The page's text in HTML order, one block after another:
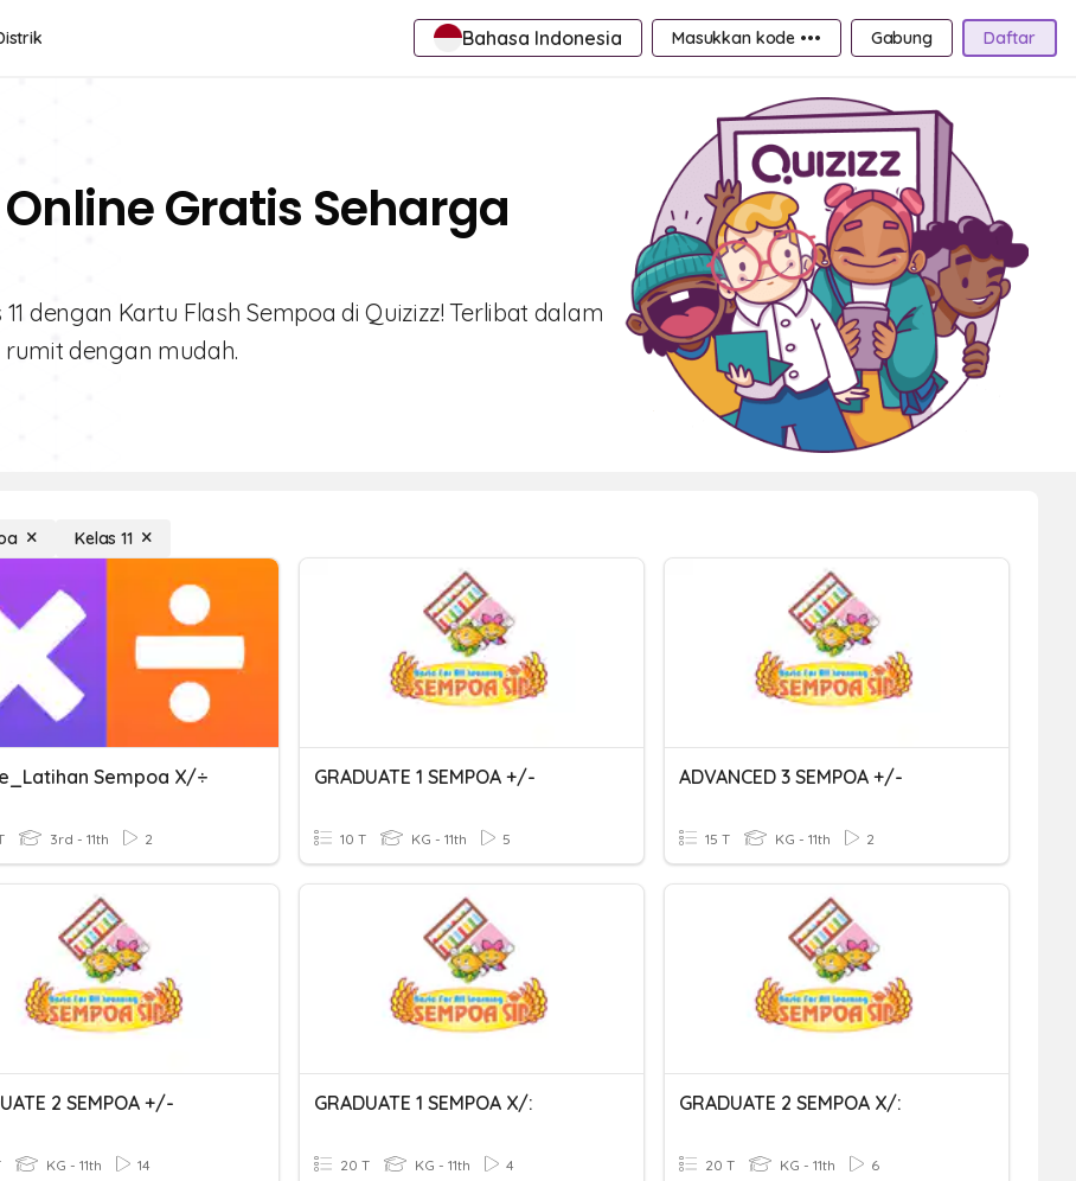
Bahasa Indonesia Masukkan kode ••• Gabung Daftar
Gratis Seharga
dengan Kartu Flash Sempoa di Quizizz! Terlibat dalam
dengan mudah.
Kelas 11
Sempoa X/÷
3rd - 11th 2
GRADUATE 1 SEMPOA +/-
10 T KG - 11th 5
ADVANCED 3 SEMPOA +/-
15 T KG - 11th 2
2 SEMPOA +/-
KG - 11th 14
GRADUATE 1 SEMPOA X/:
20 T KG - 11th 4
GRADUATE 2 SEMPOA X/:
20 T KG - 11th 6